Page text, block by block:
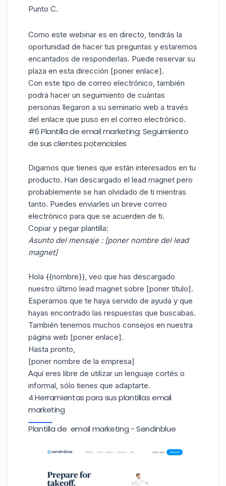
Punto C.
Como este webinar es en directo, tendrás la
oportunidad de hacer tus preguntas y estaremos
encantados de responderlas. Puede reservar su
plaza en esta dirección [poner enlace].
Con este tipo de correo electrónico, también
podrá hacer un seguimiento de cuántas
personas llegaron a su seminario web a través
del enlace que puso en el correo electrónico.
#6 Plantilla de email marketing: Seguimiento
de sus clientes potenciales
Digamos que tienes que están interesados en tu
producto. Han descargado el lead magnet pero
probablemente se han olvidado de ti mientras
tanto. Puedes enviarles un breve correo
electrónico para que se acuerden de ti.
Copiar y pegar plantilla:
Asunto del mensaje : [poner nombre del lead
magnet]
Hola {{nombre}}, veo que has descargado
nuestro último lead magnet sobre [poner título].
Esperamos que te haya servido de ayuda y que
hayas encontrado las respuestas que buscabas.
También tenemos muchos consejos en nuestra
página web [poner enlace].
Hasta pronto,
[poner nombre de la empresa]
Aquí eres libre de utilizar un lenguaje cortés o
informal, sólo tienes que adaptarte.
4 Herramientas para sus plantillas email
marketing
Plantilla de email marketing - Sendinblue